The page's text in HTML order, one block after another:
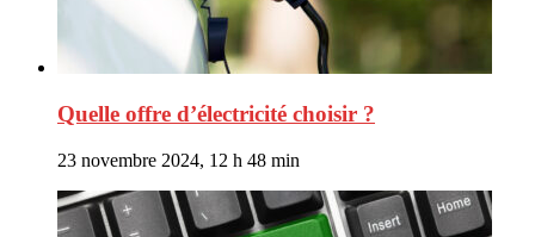
Quelle offre d’électricité choisir ?
23 novembre 2024, 12 h 48 min